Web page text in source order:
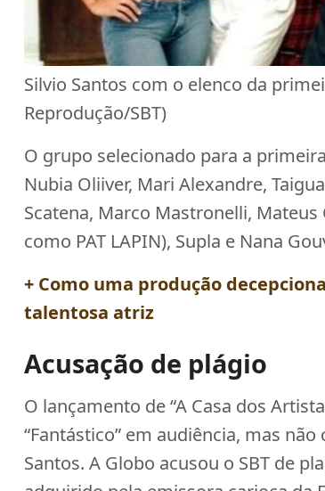
Silvio Santos com o elenco da
Reprodução/SBT)
O grupo selecionado para a
Nubia Oliiver, Mari Alexandre,
Scatena, Marco Mastronelli,
como PAT LAPIN), Supla e Nana
+ Como uma produção
talentosa atriz
Acusação de plágio
O lançamento de “A Casa dos
“Fantástico” em audiência, mas
Santos. A Globo acusou o SBT de